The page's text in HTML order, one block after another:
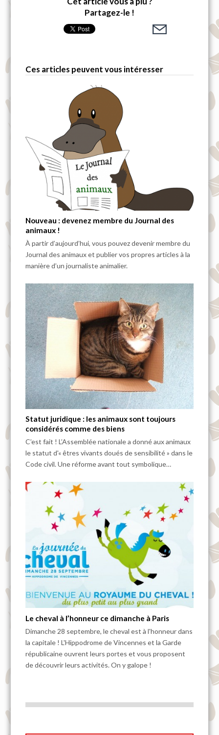
Partagez-le !
Ces articles peuvent vous intéresser
Nouveau : devenez membre du Journal des
animaux !
À partir d’aujourd’hui, vous pouvez devenir membre du
Journal des animaux et publier vos propres articles à la
manière d’un journaliste animalier.
Statut juridique : les animaux sont toujours
considérés comme des biens
C’est fait ! L’Assemblée nationale a donné aux animaux
le statut d'« êtres vivants doués de sensibilité » dans le
Code civil. Une réforme avant tout symbolique…
Le cheval à l’honneur ce dimanche à Paris
Dimanche 28 septembre, le cheval est à l'honneur dans
la capitale ! L'Hippodrome de Vincennes et la Garde
républicaine ouvrent leurs portes et vous proposent
de découvrir leurs activités. On y galope !